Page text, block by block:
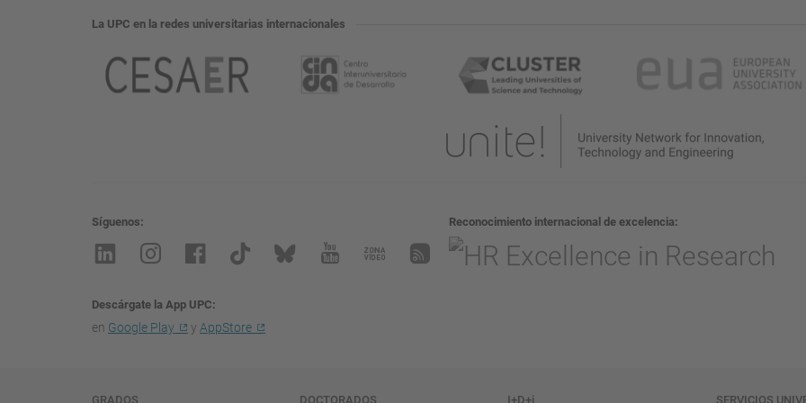
La UPC en la redes universitarias internacionales
Síguenos
Descárgate la App UPC
en Google Play y AppStore
Reconocimiento internacional de excelencia
GRADOS DOCTORADOS I+D+i SERVICIOS